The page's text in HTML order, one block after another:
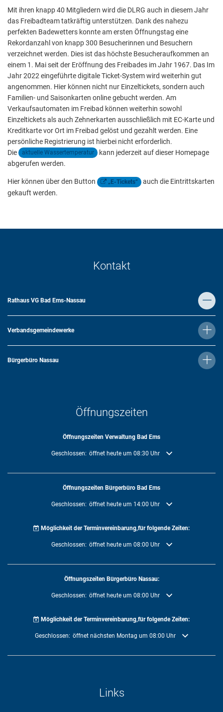
Mit ihren knapp 40 Mitgliedern wird die DLRG auch in diesem Jahr
das Freibadteam tatkräftig unterstützen. Dank des nahezu
perfekten Badewetters konnte am ersten Öffnungstag eine
Rekordanzahl von knapp 300 Besucherinnen und Besuchern
verzeichnet werden. Dies ist das höchste Besucheraufkommen an
einem 1. Mai seit der Eröffnung des Freibades im Jahr 1967. Das Im
Jahr 2022 eingeführte digitale Ticket-System wird weiterhin gut
angenommen. Hier können nicht nur Einzeltickets, sondern auch
Familien- und Saisonkarten online gebucht werden. Am
Verkaufsautomaten im Freibad können weiterhin sowohl
Einzeltickets als auch Zehnerkarten ausschließlich mit EC-Karte und
Kreditkarte vor Ort im Freibad gelöst und gezahlt werden. Eine
persönliche Registrierung ist hierbei nicht erforderlich.
Die
aktuelle Wassertemperatur
kann jederzeit auf dieser Homepage
abgerufen werden.
Hier können über den Button „E-Tickets“ auch die Eintrittskarten
gekauft werden.
Kontakt
Rathaus VG Bad Ems-Nassau
Verbandsgemeindewerke
Bürgerbüro Nassau
Öffnungszeiten
Öffnungszeiten Verwaltung Bad Ems
Klicken, um weitere Öffnungs- oder Schließzeiten auszublenden
Geschlossen: öffnet heute um 08:30 Uhr
Öffnungszeiten Bürgerbüro Bad Ems
Klicken, um weitere Öffnungs- oder Schließzeiten auszublenden
Geschlossen: öffnet heute um 14:00 Uhr
Möglichkeit der Terminvereinbarung,für folgende Zeiten:
Klicken, um weitere Öffnungs- oder Schließzeiten auszublenden
Geschlossen: öffnet heute um 08:00 Uhr
Öffnungszeiten Bürgerbüro Nassau:
Klicken, um weitere Öffnungs- oder Schließzeiten auszublenden
Geschlossen: öffnet heute um 08:00 Uhr
Möglichkeit der Terminvereinbarung,für folgende Zeiten:
Klicken, um weitere Öffnungs- oder Schließzeiten auszublenden
Geschlossen: öffnet nächsten Montag um 08:00 Uhr
Links